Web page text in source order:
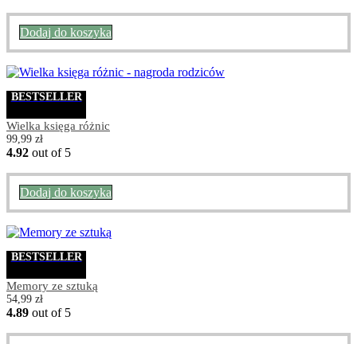
Dodaj do koszyka
BESTSELLER
Wielka księga różnic
99,99 zł
4.92 out of 5
Dodaj do koszyka
BESTSELLER
Memory ze sztuką
54,99 zł
4.89 out of 5